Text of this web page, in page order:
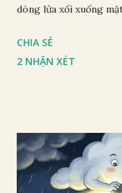
dòng lửa xối xuống
CHIA SẺ
2 NHẬN XÉT